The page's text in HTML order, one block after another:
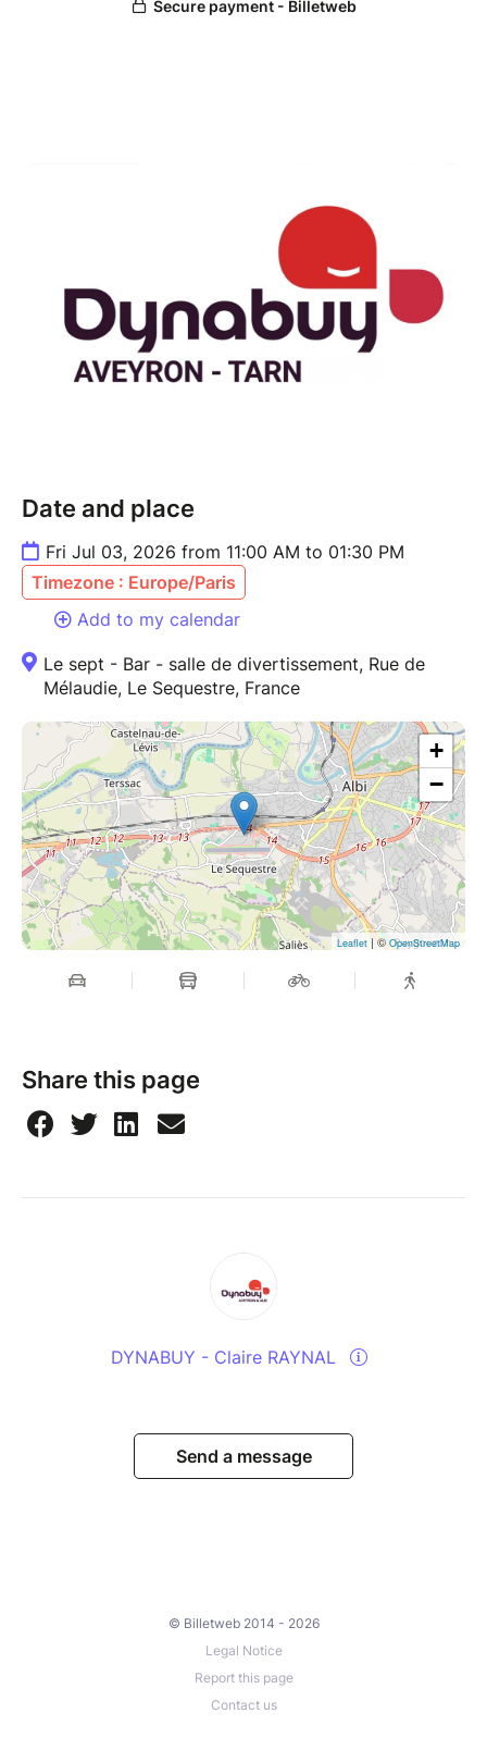
Date and place
Fri Jul 03, 2026 from 11:00 AM to 01:30 PM
Timezone : Europe/Paris
Add to my calendar
Le sept - Bar - salle de divertissement, Rue de
Mélaudie, Le Sequestre, France
+
−
Leaflet| ©OpenStreetMap
Share this page
DYNABUY - Claire RAYNAL
Send a message
© Billetweb 2014 - 2026
Legal Notice
Report this page
Contact us